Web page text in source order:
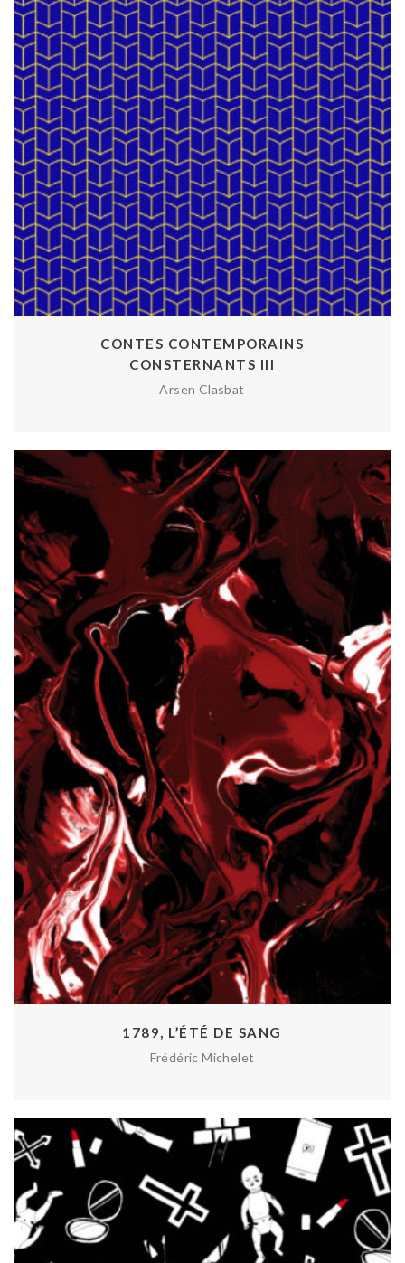
CONTES CONTEMPORAINS
CONSTERNANTS III
Arsen Clasbat
1789, L’ÉTÉ DE SANG
Frédéric Michelet